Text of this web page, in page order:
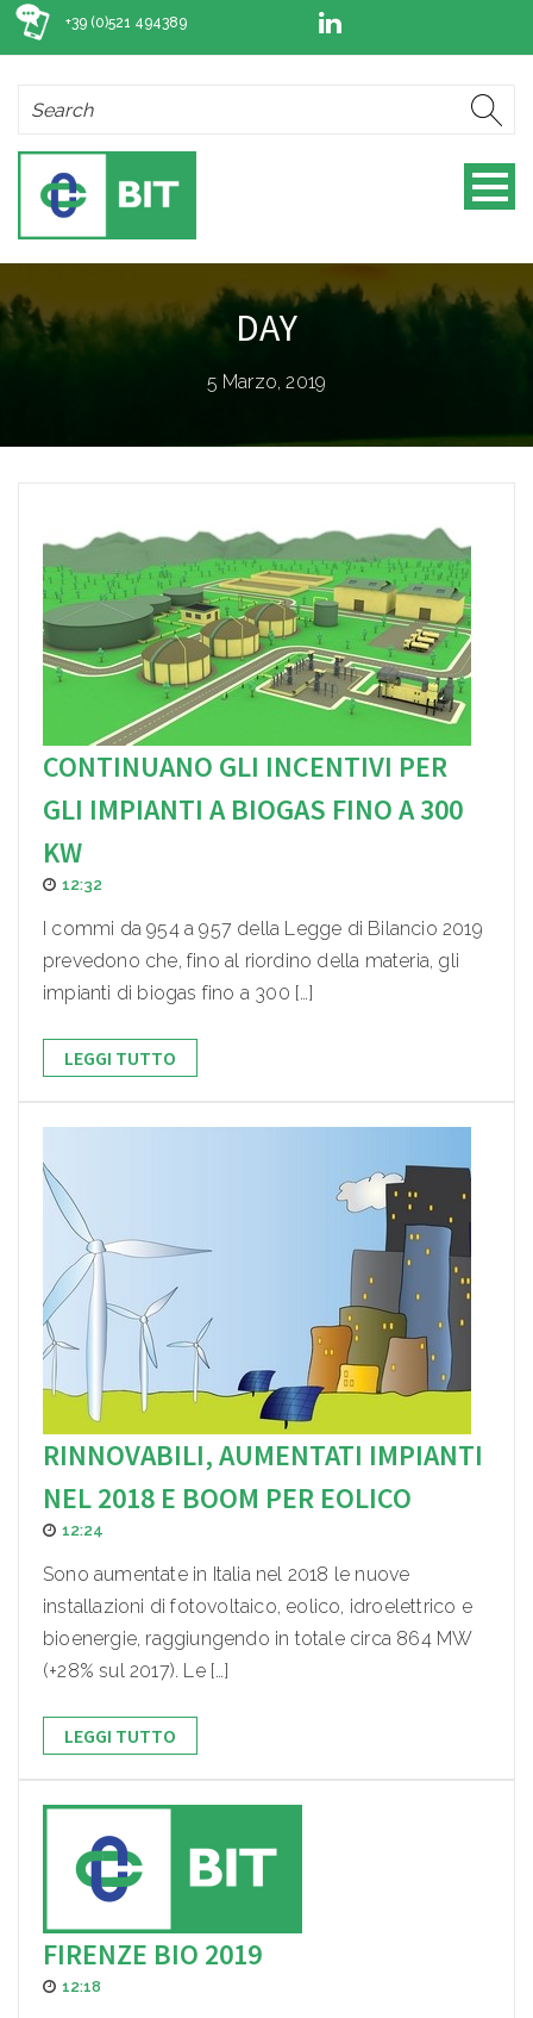
+39 (0)521 494389
DAY
5 Marzo, 2019
CONTINUANO GLI INCENTIVI PER
GLI IMPIANTI A BIOGAS FINO A 300
KW
12:32
I commi da 954 a 957 della Legge di Bilancio 2019
prevedono che, fino al riordino della materia, gli
impianti di biogas fino a 300 […]
LEGGI TUTTO
RINNOVABILI, AUMENTATI IMPIANTI
NEL 2018 E BOOM PER EOLICO
12:24
Sono aumentate in Italia nel 2018 le nuove
installazioni di fotovoltaico, eolico, idroelettrico e
bioenergie, raggiungendo in totale circa 864 MW
(+28% sul 2017). Le […]
LEGGI TUTTO
FIRENZE BIO 2019
12:18